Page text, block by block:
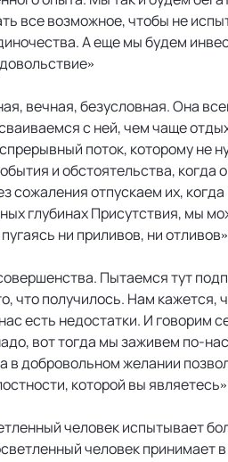
все возможное, чтобы не
А еще мы будем
вечная, безусловная. Она
с ней, чем чаще
поток, которому не
и обстоятельства, когда
сожаления отпускаем их, когда
глубинах Присутствия, мы
ни приливов, ни отливов»
Пытаемся тут
что получилось. Нам кажется,
есть недостатки. И говорим
вот тогда мы заживем по-
в добровольном желании
которой вы являетесь»
человек испытывает
человек принимает